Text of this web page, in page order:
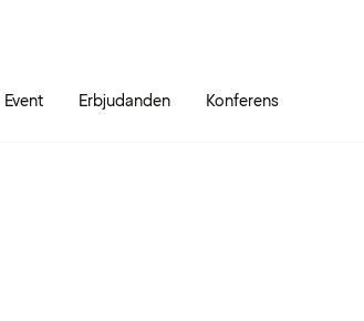
Event Erbjudanden Konferens